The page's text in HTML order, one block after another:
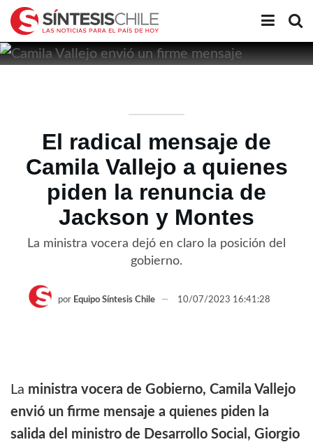
El radical mensaje de
Camila Vallejo a quienes
piden la renuncia de
Jackson y Montes
La ministra vocera dejó en claro la posición del
gobierno.
por Equipo Síntesis Chile 10/07/2023 16:41:28
La ministra vocera de Gobierno, Camila Vallejo
envió un firme mensaje a quienes piden la
salida del ministro de Desarrollo Social, Giorgio